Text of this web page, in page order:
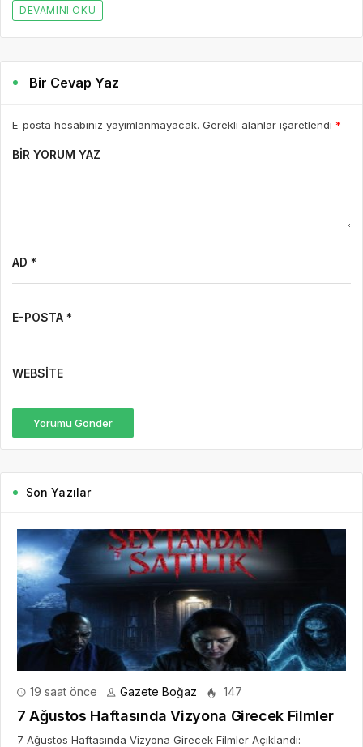
DEVAMINI OKU
Bir Cevap Yaz
E-posta hesabınız yayımlanmayacak. Gerekli alanlar işaretlendi *
BIR YORUM YAZ
AD *
E-POSTA *
WEBSITE
Yorumu Gönder
Son Yazılar
19 saat önce Gazete Boğaz 147
7 Ağustos Haftasında Vizyona Girecek Filmler
7 Ağustos Haftasında Vizyona Girecek Filmler Açıklandı: